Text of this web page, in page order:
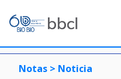
Notas > Noticia